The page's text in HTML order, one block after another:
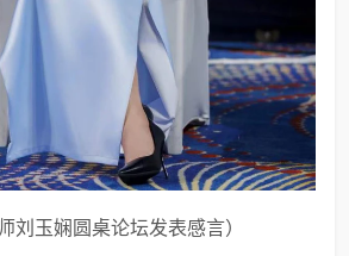
刘玉娴圆桌论坛发表感言）